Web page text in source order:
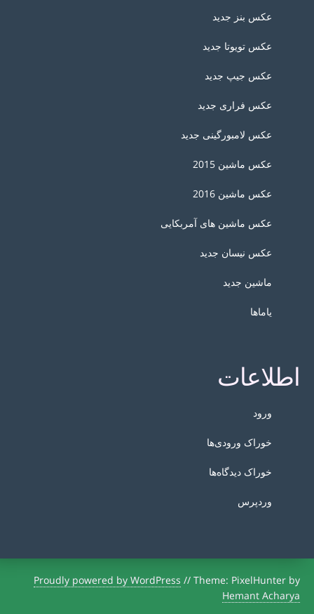
عکس بنز جدید
عکس تویوتا جدید
عکس جیپ جدید
عکس فراری جدید
عکس لامبورگینی جدید
عکس ماشین 2015
عکس ماشین 2016
عکس ماشین های آمربکایی
عکس نیسان جدید
ماشین جدید
یاماها
اطلاعات
ورود
خوراک ورودی‌ها
خوراک دیدگاه‌ها
وردپرس
Proudly powered by WordPress // Theme: PixelHunter by
Hemant Acharya